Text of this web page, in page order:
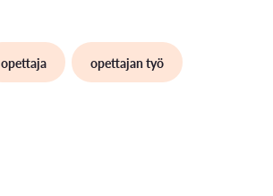
opettaja opettajan työ